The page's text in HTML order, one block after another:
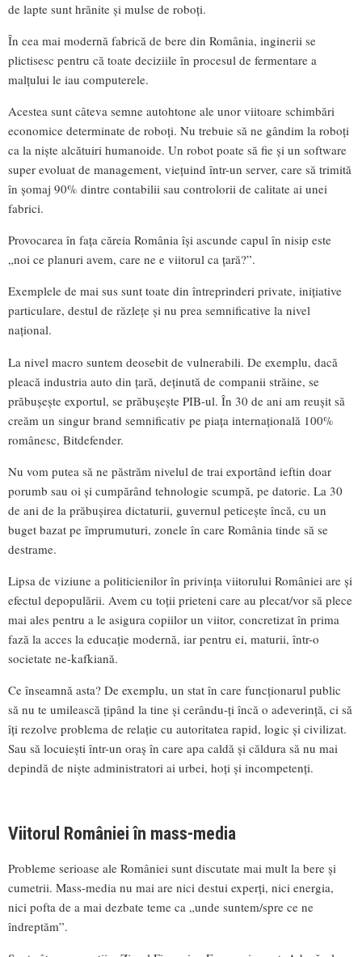
de lapte sunt hrănite și mulse de roboți.
În cea mai modernă fabrică de bere din România, inginerii se
plictisesc pentru că toate deciziile în procesul de fermentare a
malțului le iau computerele.
Acestea sunt câteva semne autohtone ale unor viitoare schimbări
economice determinate de roboți. Nu trebuie să ne gândim la roboți
ca la niște alcătuiri humanoide. Un robot poate să fie și un software
super evoluat de management, viețuind într-un server, care să trimită
în șomaj 90% dintre contabilii sau controlorii de calitate ai unei
fabrici.
Provocarea în fața căreia România își ascunde capul în nisip este
„noi ce planuri avem, care ne e viitorul ca țară?”.
Exemplele de mai sus sunt toate din întreprinderi private, inițiative
particulare, destul de răzlețe și nu prea semnificative la nivel
național.
La nivel macro suntem deosebit de vulnerabili. De exemplu, dacă
pleacă industria auto din țară, deținută de companii străine, se
prăbușește exportul, se prăbușește PIB-ul. În 30 de ani am reușit să
creăm un singur brand semnificativ pe piața internațională 100%
românesc, Bitdefender.
Nu vom putea să ne păstrăm nivelul de trai exportând ieftin doar
porumb sau oi și cumpărând tehnologie scumpă, pe datorie. La 30
de ani de la prăbușirea dictaturii, guvernul peticește încă, cu un
buget bazat pe împrumuturi, zonele în care România tinde să se
destrame.
Lipsa de viziune a politicienilor în privința viitorului României are și
efectul depopulării. Avem cu toții prieteni care au plecat/vor să plece
mai ales pentru a le asigura copiilor un viitor, concretizat în prima
fază la acces la educație modernă, iar pentru ei, maturii, într-o
societate ne-kafkiană.
Ce înseamnă asta? De exemplu, un stat în care funcționarul public
să nu te umilească țipând la tine și cerându-ți încă o adeverință, ci să
îți rezolve problema de relație cu autoritatea rapid, logic și civilizat.
Sau să locuiești într-un oraș în care apa caldă și căldura să nu mai
depindă de niște administratori ai urbei, hoți și incompetenți.
Viitorul României în mass-media
Probleme serioase ale României sunt discutate mai mult la bere și
cumetrii. Mass-media nu mai are nici destui experți, nici energia,
nici pofta de a mai dezbate teme ca „unde suntem/spre ce ne
îndreptăm”.